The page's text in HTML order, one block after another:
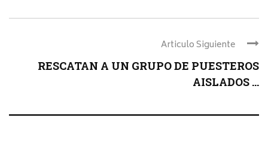
Articulo Siguiente
RESCATAN A UN GRUPO DE PUESTEROS
AISLADOS ...